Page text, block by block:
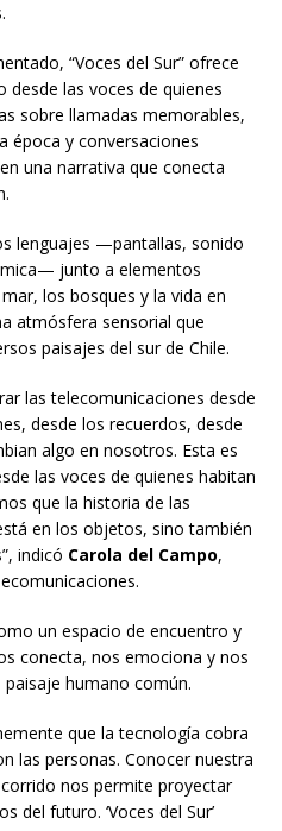
“Voces del Sur” ofrece
las voces de quienes
sobre llamadas memorables,
época y conversaciones
una narrativa que conecta
lenguajes —pantallas, sonido
junto a elementos
los bosques y la vida en
atmósfera sensorial que
paisajes del sur de Chile.
las telecomunicaciones desde
desde los recuerdos, desde
algo en nosotros. Esta es
las voces de quienes habitan
que la historia de las
en los objetos, sino también
indicó Carola del Campo,
un espacio de encuentro y
conecta, nos emociona y nos
humano común.
que la tecnología cobra
las personas. Conocer nuestra
nos permite proyectar
del futuro. ‘Voces del Sur’